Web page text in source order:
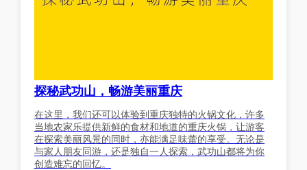
探秘武功山，畅游美丽重庆
在这里，我们还可以体验到重庆独特的火锅文化，许多
当地农家乐提供新鲜的食材和地道的重庆火锅，让游客
在探索美丽风景的同时，亦能满足味蕾的享受。无论是
与家人朋友同游，还是独自一人探索，武功山都将为你
创造难忘的回忆。